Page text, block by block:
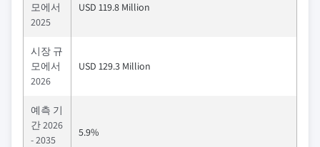
모에서
2025
USD 119.8 Million
시장 규
모에서
2026
USD 129.3 Million
예측 기
간 2026
- 2035
5.9%